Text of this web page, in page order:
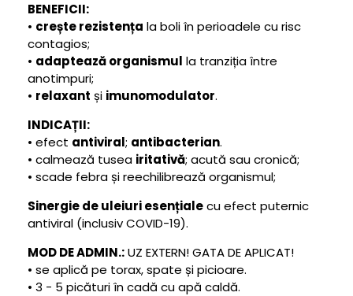
BENEFICII:
• crește rezistența la boli în perioadele cu risc
contagios;
• adaptează organismul la tranziția între
anotimpuri;
• relaxant și imunomodulator.
INDICAȚII:
• efect antiviral; antibacterian.
• calmează tusea iritativă; acută sau cronică;
• scade febra și reechilibrează organismul;
Sinergie de uleiuri esențialecu efect puternic
antiviral (inclusiv COVID-19).
MOD DE ADMIN.:UZ EXTERN! GATA DE APLICAT!
• se aplică pe torax, spate și picioare.
• 3 - 5 picături în cadă cu apă caldă.